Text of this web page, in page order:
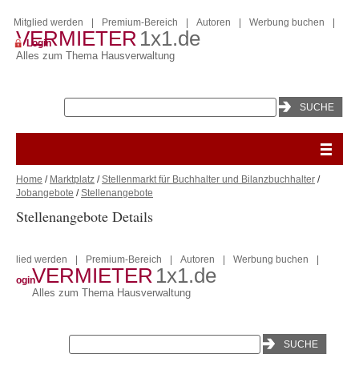
VERMIETER 1x1.de
Alles zum Thema Hausverwaltung
Mitglied werden Premium-Bereich Autoren Werbung buchen
Login
Home / Marktplatz /Stellenmarkt für Buchhalter und Bilanzbuchhalter /
Jobangebote /Stellenangebote
Stellenangebote Details